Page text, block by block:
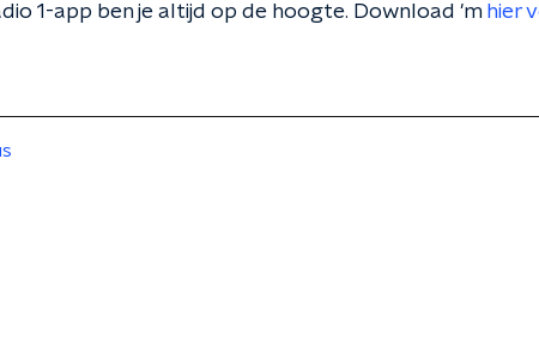
1-app ben je altijd op de hoogte. Download 'm hier